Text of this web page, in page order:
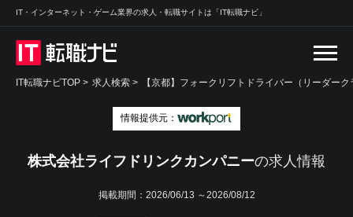
IT・インターネット・ゲーム業界の求人・転職サイトは「IT転職ナビ」
IT転職ナビTOP > 求人検索 > 【京都】フォークリフトドライバー（リーダー
情報提供元：
株式会社ライフドリンクカンパニーの求人情報
掲載期間： 2026/06/13 ～2026/08/12